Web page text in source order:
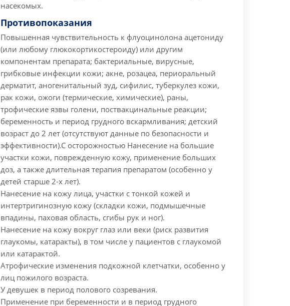
насекомых.
Противопоказания
Повышенная чувствительность к флуоцинолона ацетониду
(или любому глюкокортикостероиду) или другим
компонентам препарата; бактериальные, вирусные,
грибковые инфекции кожи; акне, розацеа, периоральный
дерматит, аногенитальный зуд, сифилис, туберкулез кожи,
рак кожи, ожоги (термические, химические), раны,
трофические язвы голени, поствакцинальные реакции;
беременность и период грудного вскармливания; детский
возраст до 2 лет (отсутствуют данные по безопасности и
эффективности).С осторожностьюНанесение на большие
участки кожи, поврежденную кожу, применение больших
доз, а также длительная терапия препаратом (особенно у
детей старше 2-х лет).
Нанесение на кожу лица, участки с тонкой кожей и
интертригинозную кожу (складки кожи, подмышечные
впадины, паховая область, сгибы рук и ног).
Нанесение на кожу вокруг глаз или веки (риск развития
глаукомы, катаракты), в том числе у пациентов с глаукомой
или катарактой.
Атрофические изменения подкожной клетчатки, особенно у
лиц пожилого возраста.
У девушек в период полового созревания.
Применение при беременности и в период грудного